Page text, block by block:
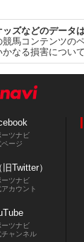
ズなどのデータ
競馬コンテンツの
なる損害につい
ーツナビ
ージ
Twitter）
ーツナビ
カウント
ーツナビ
チャンネル